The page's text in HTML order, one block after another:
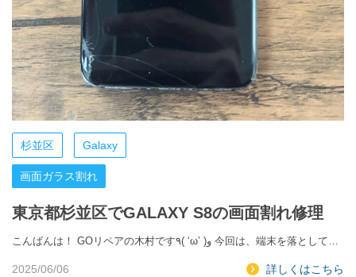
杉並区 Galaxy
画面ガラス割れ
東京都杉並区でGALAXY S8の画面割れ修理
こんばんは！ GOリペアの木村です٩( ‘ω’ )و 今回は、端末を落として…
2025/06/06 詳しくはこちら